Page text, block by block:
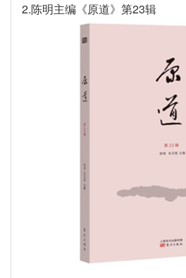
2.陈明主编《原道》第23辑